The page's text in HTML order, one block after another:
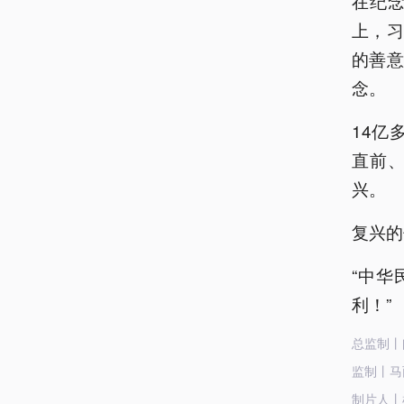
上，
的善
念。
14亿
直前
兴。
复兴
“中华
利！”
总监制
监制丨
制片人